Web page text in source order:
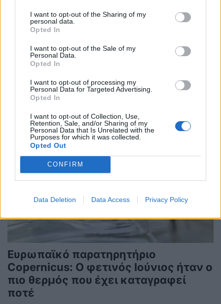
I want to opt-out of the Sharing of my
personal data.
Opted In
I want to opt-out of the Sale of my
Personal Data.
Opted In
I want to opt-out of processing my
Personal Data for Targeted Advertising.
Opted In
I want to opt-out of Collection, Use,
Retention, Sale, and/or Sharing of my
Personal Data that Is Unrelated with the
Purposes for which it was collected.
Opted Out
CONFIRM
Data Deletion Data Access Privacy Policy
«Καυτό σημείο» για θαλάσσιους
καύσωνες o Θερμαϊκός Κόλπος
ΠΕΡΙΒΑΛΛΟΝ
23/05/2024 - 14:38
Ευρωπαϊκό παρατηρητήριο
Copernicus: Ο φετινός Ιούνιος ήταν ο
πιο θερμός που έχει καταγραφεί
ποτέ